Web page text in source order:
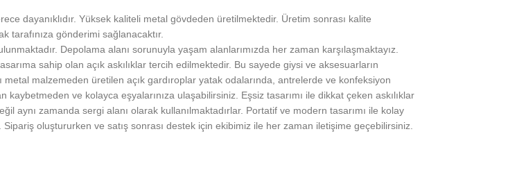
dayanıklıdır. Yüksek kaliteli metal gövdeden üretilmektedir. Üretim sonrası kalite
tarafınıza gönderimi sağlanacaktır.
Depolama alanı sorunuyla yaşam alanlarımızda her zaman karşılaşmaktayız.
sahip olan açık askılıklar tercih edilmektedir. Bu sayede giysi ve aksesuarların
malzemeden üretilen açık gardıroplar yatak odalarında, antrelerde ve konfeksiyon
ve kolayca eşyalarınıza ulaşabilirsiniz. Eşsiz tasarımı ile dikkat çeken askılıklar
aynı zamanda sergi alanı olarak kullanılmaktadırlar. Portatif ve modern tasarımı ile kolay
oluştururken ve satış sonrası destek için ekibimiz ile her zaman iletişime geçebilirsiniz.